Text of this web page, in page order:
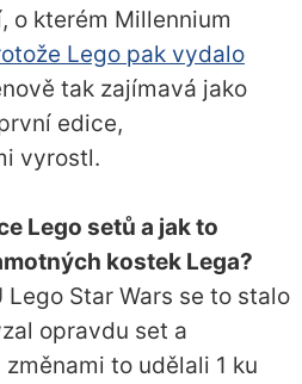
o kterém Millennium
Lego pak vydalo
tak zajímavá jako
edice,
vyrostl.
Lego setů a jak to
kostek Lega?
Lego Star Wars se to stalo
opravdu set a
to udělali 1 ku